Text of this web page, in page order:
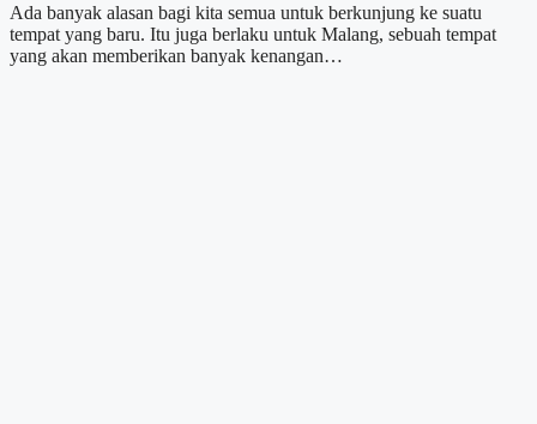
Ada banyak alasan bagi kita semua untuk berkunjung ke suatu
tempat yang baru. Itu juga berlaku untuk Malang, sebuah tempat
yang akan memberikan banyak kenangan…